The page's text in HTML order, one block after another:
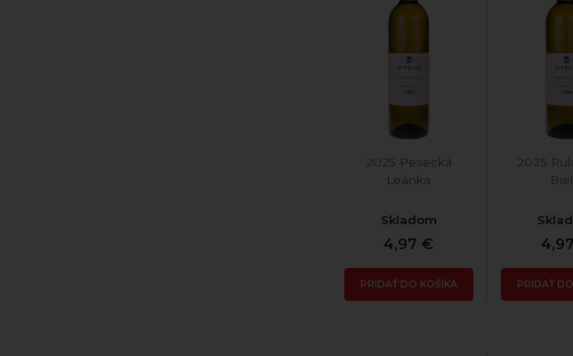
2025 Pesecká
Leánka
Skladom
4,97 €
PRIDAŤ DO KOŠÍKA
2025
PRIDAŤ